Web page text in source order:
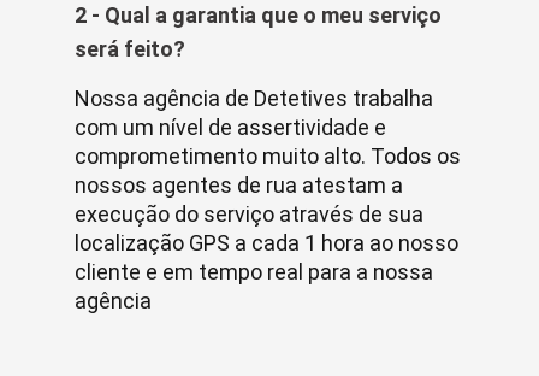
2 - Qual a garantia que o meu serviço
será feito?
Nossa agência de Detetives trabalha
com um nível de assertividade e
comprometimento muito alto. Todos os
nossos agentes de rua atestam a
execução do serviço através de sua
localização GPS a cada 1 hora ao nosso
cliente e em tempo real para a nossa
agência